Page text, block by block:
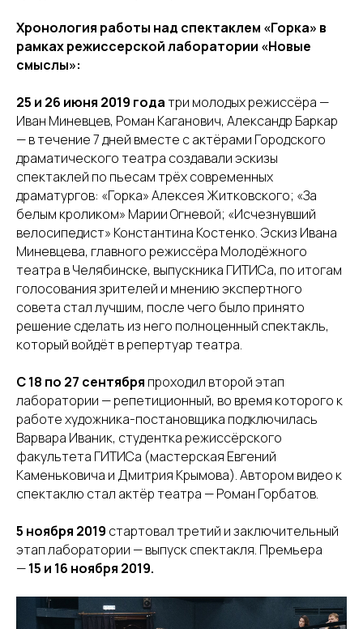
Хронология работы над спектаклем «Горка» в
рамках режиссерской лаборатории «Новые
смыслы»:
25 и 26 июня 2019 годатри молодых режиссёра —
Иван Миневцев, Роман Каганович, Александр Баркар
— в течение 7 дней вместе с актёрами Городского
драматического театра создавали эскизы
спектаклей по пьесам трёх современных
драматургов: «Горка» Алексея Житковского; «За
белым кроликом» Марии Огневой; «Исчезнувший
велосипедист» Константина Костенко. Эскиз Ивана
Миневцева, главного режиссёра Молодёжного
театра в Челябинске, выпускника ГИТИСа, по итогам
голосования зрителей и мнению экспертного
совета стал лучшим, после чего было принято
решение сделать из него полноценный спектакль,
который войдёт в репертуар театра.
С 18 по 27 сентября проходил второй этап
лаборатории — репетиционный, во время которого к
работе художника-постановщика подключилась
Варвара Иваник, студентка режиссёрского
факультета ГИТИСа (мастерская Евгений
Каменьковича и Дмитрия Крымова). Автором видео к
спектаклю стал актёр театра — Роман Горбатов.
5 ноября 2019 стартовал третий и заключительный
этап лаборатории — выпуск спектакля. Премьера
—15 и 16 ноября 2019.